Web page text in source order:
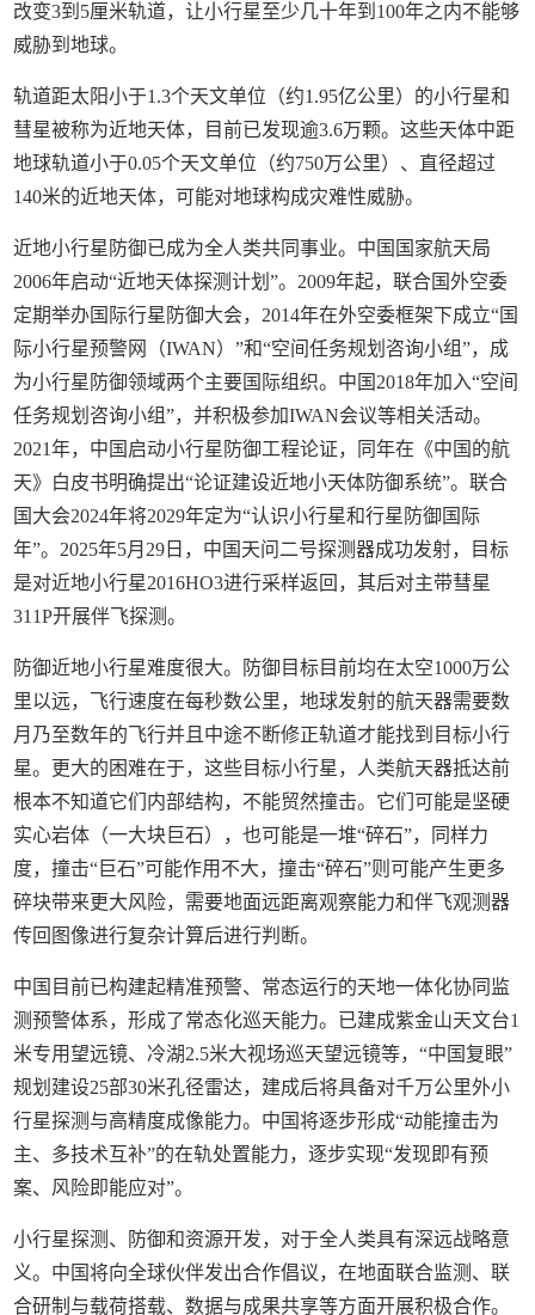
改变3到5厘米轨道，让小行星至少几十年到100年之内不能够
威胁到地球。
轨道距太阳小于1.3个天文单位（约1.95亿公里）的小行星和
彗星被称为近地天体，目前已发现逾3.6万颗。这些天体中距
地球轨道小于0.05个天文单位（约750万公里）、直径超过
140米的近地天体，可能对地球构成灾难性威胁。
近地小行星防御已成为全人类共同事业。中国国家航天局
2006年启动“近地天体探测计划”。2009年起，联合国外空委
定期举办国际行星防御大会，2014年在外空委框架下成立“国
际小行星预警网（IWAN）”和“空间任务规划咨询小组”，成
为小行星防御领域两个主要国际组织。中国2018年加入“空间
任务规划咨询小组”，并积极参加IWAN会议等相关活动。
2021年，中国启动小行星防御工程论证，同年在《中国的航
天》白皮书明确提出“论证建设近地小天体防御系统”。联合
国大会2024年将2029年定为“认识小行星和行星防御国际
年”。2025年5月29日，中国天问二号探测器成功发射，目标
是对近地小行星2016HO3进行采样返回，其后对主带彗星
311P开展伴飞探测。
防御近地小行星难度很大。防御目标目前均在太空1000万公
里以远，飞行速度在每秒数公里，地球发射的航天器需要数
月乃至数年的飞行并且中途不断修正轨道才能找到目标小行
星。更大的困难在于，这些目标小行星，人类航天器抵达前
根本不知道它们内部结构，不能贸然撞击。它们可能是坚硬
实心岩体（一大块巨石），也可能是一堆“碎石”，同样力
度，撞击“巨石”可能作用不大，撞击“碎石”则可能产生更多
碎块带来更大风险，需要地面远距离观察能力和伴飞观测器
传回图像进行复杂计算后进行判断。
中国目前已构建起精准预警、常态运行的天地一体化协同监
测预警体系，形成了常态化巡天能力。已建成紫金山天文台1
米专用望远镜、冷湖2.5米大视场巡天望远镜等，“中国复眼”
规划建设25部30米孔径雷达，建成后将具备对千万公里外小
行星探测与高精度成像能力。中国将逐步形成“动能撞击为
主、多技术互补”的在轨处置能力，逐步实现“发现即有预
案、风险即能应对”。
小行星探测、防御和资源开发，对于全人类具有深远战略意
义。中国将向全球伙伴发出合作倡议，在地面联合监测、联
合研制与载荷搭载、数据与成果共享等方面开展积极合作。